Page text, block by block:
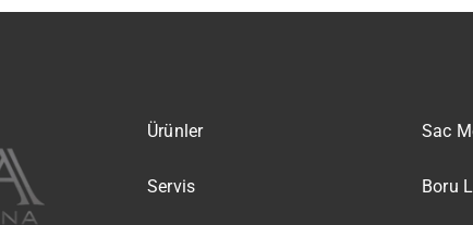
Ürünler
Servis
Sac
Boru